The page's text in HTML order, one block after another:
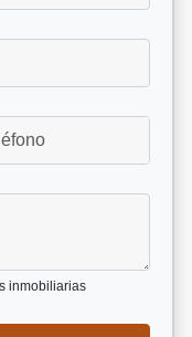
inmobiliarias